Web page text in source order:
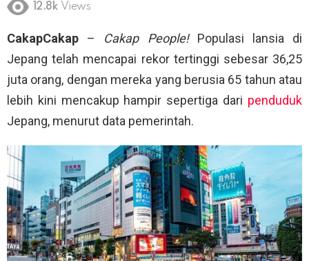
12.8k Views
CakapCakap – Cakap People!Populasi lansia di
Jepang telah mencapai rekor tertinggi sebesar 36,25
juta orang, dengan mereka yang berusia 65 tahun atau
lebih kini mencakup hampir sepertiga dari penduduk
Jepang, menurut data pemerintah.